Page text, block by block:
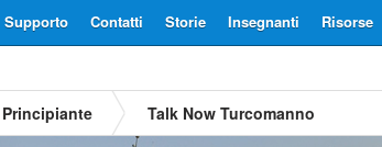
Risorse
Insegnanti
Storie
Contatti
Supporto
Principiante Talk Now Turcomanno